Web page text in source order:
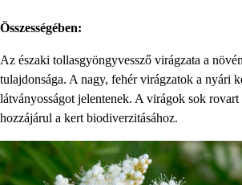
Összességében:
Az északi tollasgyöngyvessző virágzata a
tulajdonsága. A nagy, fehér virágzatok a nyári
látványosságot jelentenek. A virágok sok
hozzájárul a kert biodiverzitásához.